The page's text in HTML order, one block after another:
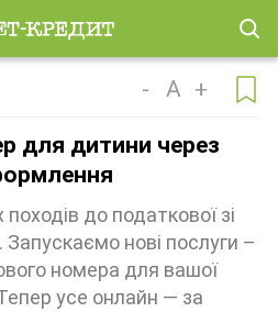
- A +
для дитини через
походів до податкової зі
нові послуги –
номера для вашої
усе онлайн — за